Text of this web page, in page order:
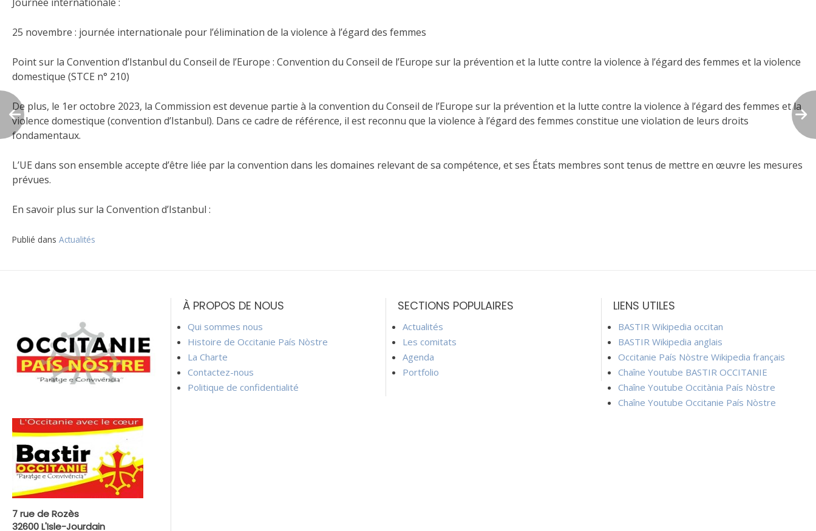
25 novembre : journée internationale pour l’élimination de la violence à l’égard des femmes
Point sur la Convention d’Istanbul du Conseil de l’Europe : Convention du Conseil de l’Europe sur la prévention et la lutte contre la violence à l’égard des femmes et la violence
domestique (STCE n° 210)
De plus, le 1er octobre 2023, la Commission est devenue partie à la convention du Conseil de l’Europe sur la prévention et la lutte contre la violence à l’égard des femmes et la
violence domestique (convention d’Istanbul). Dans ce cadre de référence, il est reconnu que la violence à l’égard des femmes constitue une violation de leurs droits
fondamentaux.
L’UE dans son ensemble accepte d’être liée par la convention dans les domaines relevant de sa compétence, et ses États membres sont tenus de mettre en œuvre les mesures
prévues.
En savoir plus sur la Convention d’Istanbul :
Publié dans Actualités
l’article
7 rue de Rozès
32600 L'Isle-Jourdain
À PROPOS DE NOUS
Qui sommes nous
Histoire de Occitanie País Nòstre
La Charte
Contactez-nous
Politique de confidentialité
SECTIONS POPULAIRES
Actualités
Les comitats
Agenda
Portfolio
LIENS UTILES
BASTIR Wikipedia occitan
BASTIR Wikipedia anglais
Occitanie País Nòstre Wikipedia français
Chaîne Youtube BASTIR OCCITANIE
Chaîne Youtube Occitània País Nòstre
Chaîne Youtube Occitanie País Nòstre